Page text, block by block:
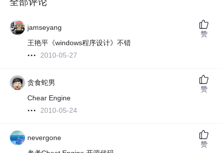
jamseyang
王艳平《windows程序设计》不错
2010-05-27
赞
贪食蛇男
Chear Engine
2010-05-24
赞
nevergone
赞